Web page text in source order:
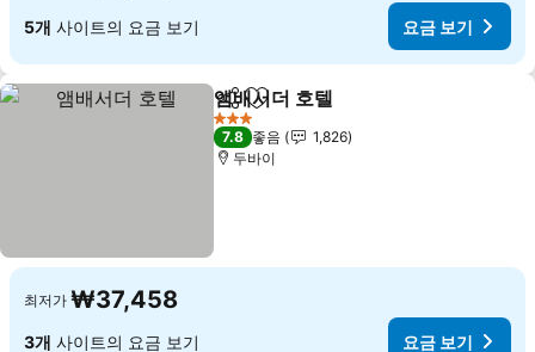
5개 사이트의 요금 보기 요금 보기
공유 즐겨찾기에 추가
앰배서더 호텔
3 성급
7.8 좋음
1,826
두바이
최저가 ₩37,458
3개 사이트의 요금 보기 요금 보기